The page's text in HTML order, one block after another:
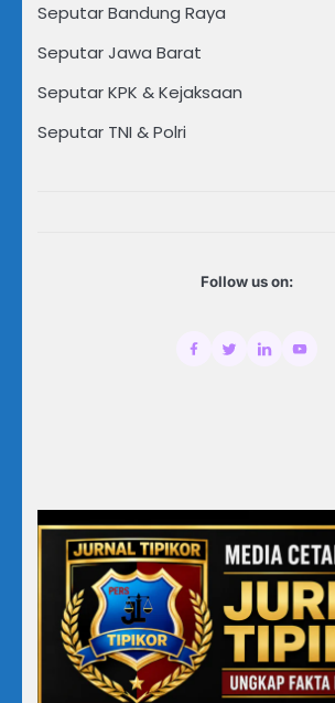
Seputar Bandung Raya
Seputar Jawa Barat
Seputar KPK & Kejaksaan
Seputar TNI & Polri
Follow us on: